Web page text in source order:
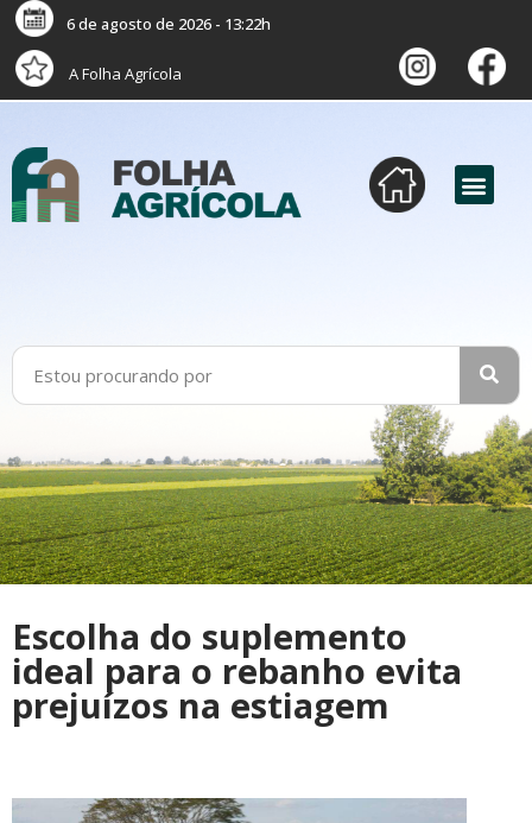
6 de agosto de 2026 - 13:22h
A Folha Agrícola
Escolha do suplemento
ideal para o rebanho evita
prejuízos na estiagem